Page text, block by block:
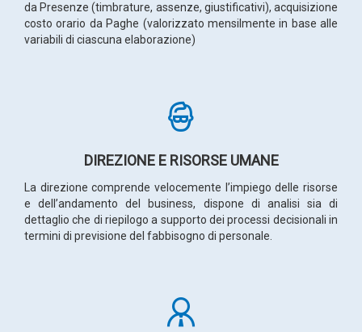
da Presenze (timbrature, assenze, giustificativi), acquisizione
costo orario da Paghe (valorizzato mensilmente in base alle
variabili di ciascuna elaborazione)
DIREZIONE E RISORSE UMANE
La direzione comprende velocemente l’impiego delle risorse
e dell’andamento del business, dispone di analisi sia di
dettaglio che di riepilogo a supporto dei processi decisionali in
termini di previsione del fabbisogno di personale.